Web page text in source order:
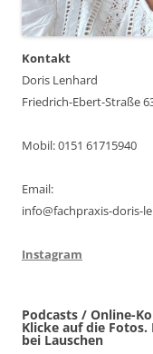
Kontakt
Doris Lenhard
Friedrich-Ebert-Straße
Mobil: 0151 61715940
Email:
info@fachpraxis-doris-
Instagram
Podcasts / Online-
Klicke auf die
bei Lauschen